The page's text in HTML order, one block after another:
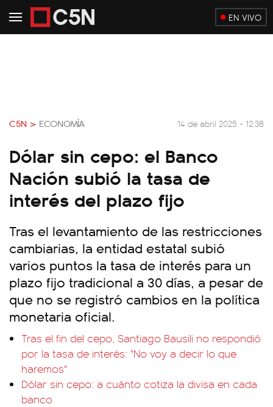
EN VIVO
C5N > ECONOMÍA 14 de abril 2025 - 12:38
Dólar sin cepo: el Banco
Nación subió la tasa de
interés del plazo fijo
Tras el levantamiento de las restricciones
cambiarias, la entidad estatal subió
varios puntos la tasa de interés para un
plazo fijo tradicional a 30 días, a pesar de
que no se registró cambios en la política
monetaria oficial.
Tras el fin del cepo, Santiago Bausili no respondió
por la tasa de interés: "No voy a decir lo que
haremos"
Dólar sin cepo: a cuánto cotiza la divisa en cada
banco